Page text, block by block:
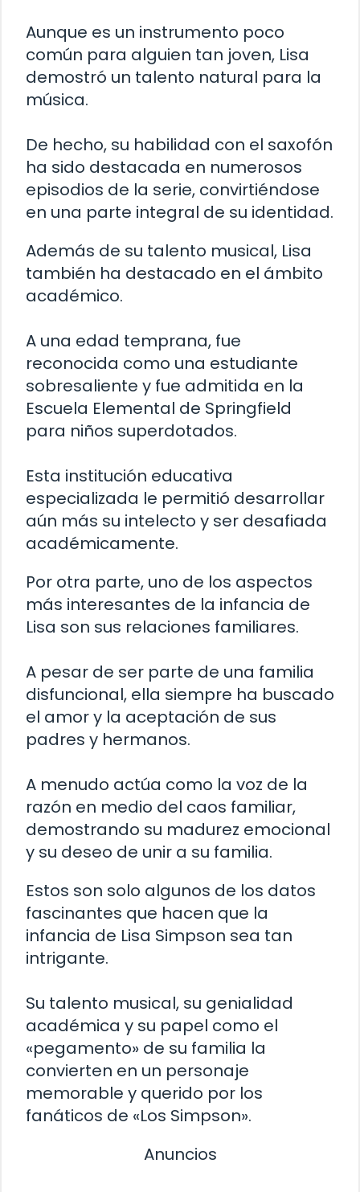
Aunque es un instrumento poco
común para alguien tan joven, Lisa
demostró un talento natural para la
música.
De hecho, su habilidad con el saxofón
ha sido destacada en numerosos
episodios de la serie, convirtiéndose
en una parte integral de su identidad.
Además de su talento musical, Lisa
también ha destacado en el ámbito
académico.
A una edad temprana, fue
reconocida como una estudiante
sobresaliente y fue admitida en la
Escuela Elemental de Springfield
para niños superdotados.
Esta institución educativa
especializada le permitió desarrollar
aún más su intelecto y ser desafiada
académicamente.
Por otra parte, uno de los aspectos
más interesantes de la infancia de
Lisa son sus relaciones familiares.
A pesar de ser parte de una familia
disfuncional, ella siempre ha buscado
el amor y la aceptación de sus
padres y hermanos.
A menudo actúa como la voz de la
razón en medio del caos familiar,
demostrando su madurez emocional
y su deseo de unir a su familia.
Estos son solo algunos de los datos
fascinantes que hacen que la
infancia de Lisa Simpson sea tan
intrigante.
Su talento musical, su genialidad
académica y su papel como el
«pegamento» de su familia la
convierten en un personaje
memorable y querido por los
fanáticos de «Los Simpson».
Anuncios